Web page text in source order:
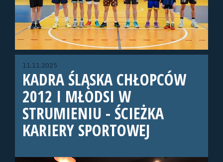
11.11.2025
KADRA ŚLĄSKA CHŁOPCÓW
2012 I MŁODSI W
STRUMIENIU - ŚCIEŻKA
KARIERY SPORTOWEJ